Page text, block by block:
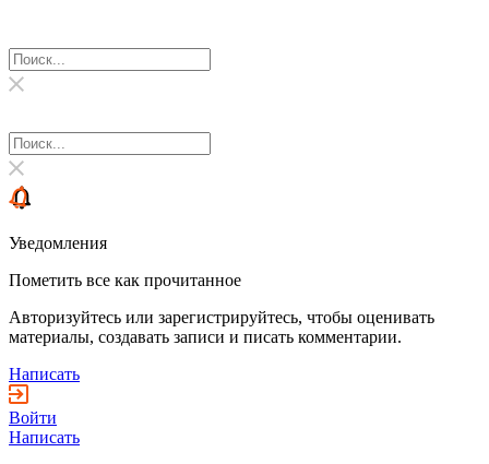
Уведомления
Пометить все как прочитанное
Авторизуйтесь или зарегистрируйтесь, чтобы оценивать
материалы, создавать записи и писать комментарии.
Написать
Войти
Написать